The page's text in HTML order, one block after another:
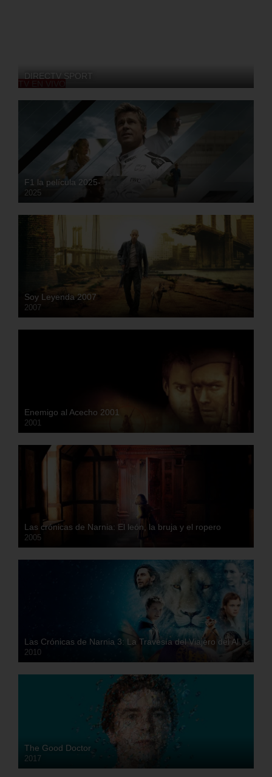
DIRECTV SPORT
TV EN VIVO
F1 la película 2025-
2025
HD
Soy Leyenda 2007
2007
HD
Enemigo al Acecho 2001
2001
HD
Las crónicas de Narnia: El león, la bruja y el ropero
2005
HD
Las Crónicas de Narnia 3: La Travesía del Viajero del Alba
2010
HD
The Good Doctor
2017